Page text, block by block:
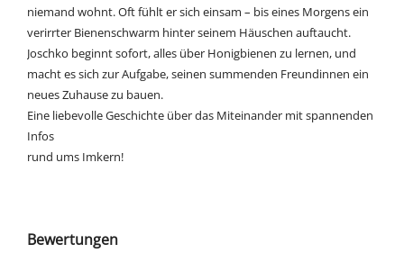
niemand wohnt. Oft fühlt er sich einsam – bis eines Morgens ein
verirrter Bienenschwarm hinter seinem Häuschen auftaucht.
Joschko beginnt sofort, alles über Honigbienen zu lernen, und
macht es sich zur Aufgabe, seinen summenden Freundinnen ein
neues Zuhause zu bauen.
Eine liebevolle Geschichte über das Miteinander mit spannenden
Infos
rund ums Imkern!
Bewertungen